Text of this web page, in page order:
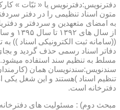
دفترنویس:دفترنویس یا « ثبّات »
متون اسناد تنظیمی را در دفتر
به امضای متعهدین و سردفتر و
از سال
((سامانه ثبت الکترونیکی اسناد ))
دفاتر اسناد رسمی حذف گردید و
مسلط به تنظیم سند استفاده میشود.
سندنویس:سندنویسان همان
تنظیم اسناد )هستند و این شغل یکی
دفترخانه است.
مبحث دوم) : مسئولیت های دفترخانه